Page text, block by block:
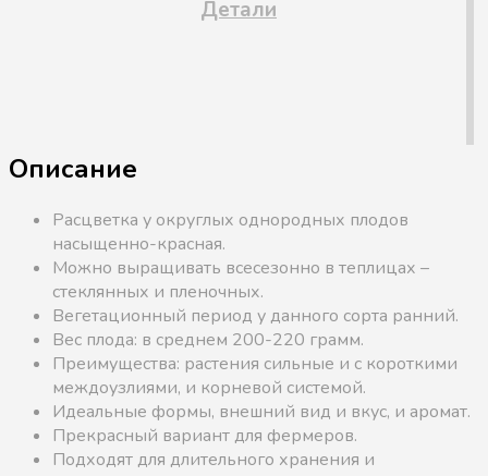
Детали
Описание
Расцветка у округлых однородных плодов
насыщенно-красная.
Можно выращивать всесезонно в теплицах –
стеклянных и пленочных.
Вегетационный период у данного сорта ранний.
Вес плода: в среднем 200-220 грамм.
Преимущества: растения сильные и с короткими
междоузлиями, и корневой системой.
Идеальные формы, внешний вид и вкус, и аромат.
Прекрасный вариант для фермеров.
Подходят для длительного хранения и